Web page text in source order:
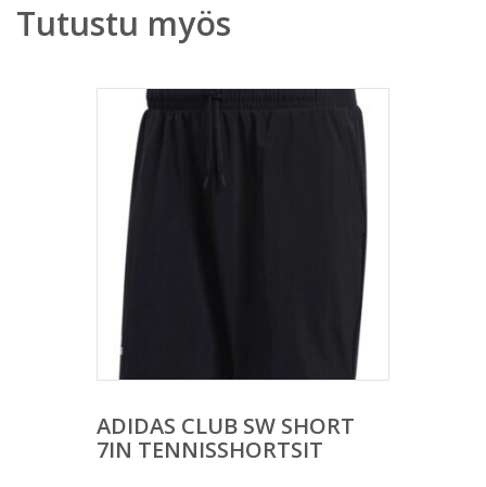
Tutustu myös
ADIDAS CLUB SW SHORT
7IN TENNISSHORTSIT